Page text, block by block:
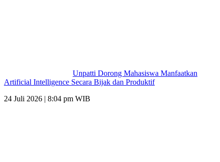
Unpatti Dorong Mahasiswa Manfaatkan
Artificial Intelligence Secara Bijak dan Produktif
24 Juli 2026 | 8:04 pm WIB